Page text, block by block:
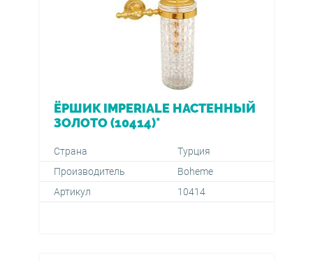
ЁРШИК IMPERIALE НАСТЕННЫЙ
ЗОЛОТО (10414)*
Страна
Турция
Производитель
Boheme
Артикул
10414